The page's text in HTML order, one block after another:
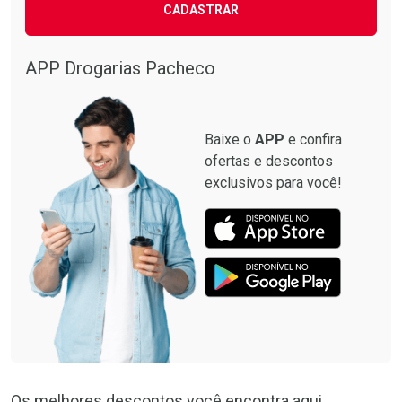
CADASTRAR
APP Drogarias Pacheco
Baixe o APP e confira
ofertas e descontos
exclusivos para você!